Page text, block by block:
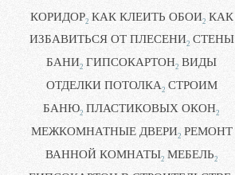
КОРИДОР2 КАК КЛЕИТЬ ОБОИ2 КАК
ИЗБАВИТЬСЯ ОТ ПЛЕСЕНИ2 СТЕНЫ
БАНИ2 ГИПСОКАРТОН2 ВИДЫ
ОТДЕЛКИ ПОТОЛКА2 СТРОИМ
БАНЮ2 ПЛАСТИКОВЫХ ОКОН2
МЕЖКОМНАТНЫЕ ДВЕРИ2 РЕМОНТ
ВАННОЙ КОМНАТЫ2 МЕБЕЛЬ2